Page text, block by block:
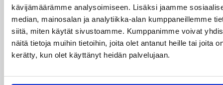
kävijämäärämme analysoimiseen. Lisäksi jaamme
median, mainosalan ja analytiikka-alan kumppaneillemme
siitä, miten käytät sivustoamme. Kumppanimme voivat
näitä tietoja muihin tietoihin, joita olet antanut heille tai joita
kerätty, kun olet käyttänyt heidän palvelujaan.